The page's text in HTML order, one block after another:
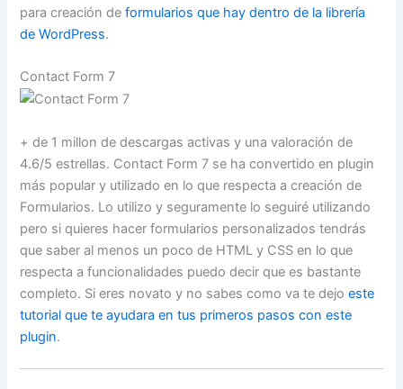
para creación deformularios que hay dentro de la librería
de WordPress.
Contact Form 7
+ de 1 millon de descargas activas y una valoración de
4.6/5 estrellas. Contact Form 7 se ha convertido en plugin
más popular y utilizado en lo que respecta a creación de
Formularios. Lo utilizo y seguramente lo seguiré utilizando
pero si quieres hacer formularios personalizados tendrás
que saber al menos un poco de HTML y CSS en lo que
respecta a funcionalidades puedo decir que es bastante
completo. Si eres novato y no sabes como va te dejoeste
tutorial que te ayudara en tus primeros pasos con este
plugin.